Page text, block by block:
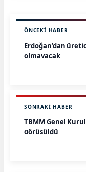
ÖNCEKI HABER
Erdoğan’dan
olmayacak
SONRAKI HABER
TBMM Genel
görüşüldü